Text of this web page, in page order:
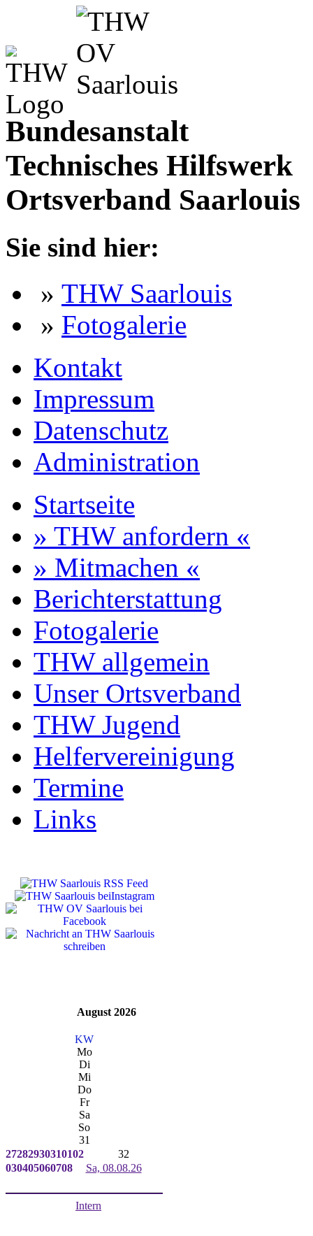
Bundesanstalt
Technisches Hilfswerk
Ortsverband Saarlouis
Sie sind hier:
» THW Saarlouis
» Fotogalerie
Kontakt
Impressum
Datenschutz
Administration
Startseite
» THW anfordern «
» Mitmachen «
Berichterstattung
Fotogalerie
THW allgemein
Unser Ortsverband
THW Jugend
Helfervereinigung
Termine
Links
August 2026
KW
Mo
Di
Mi
Do
Fr
Sa
So
31
27282930310102
32
030405060708 Sa, 08.08.26
Intern